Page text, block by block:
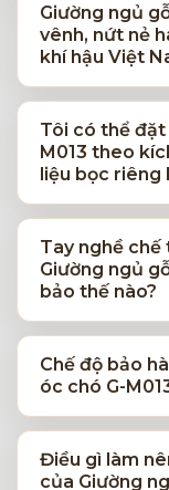
Giường ngủ
vênh, nứt nẻ
khí hậu Việt
Tôi có thể đặt
M013 theo
liệu bọc riêng
Tay nghề chế
Giường ngủ
bảo thế nào?
Chế độ bảo
óc chó G-
Điều gì làm
của Giường